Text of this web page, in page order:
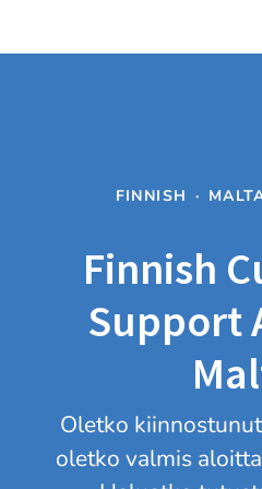
FINNISH ·
Finnish
Support
Oletko
oletko valmis